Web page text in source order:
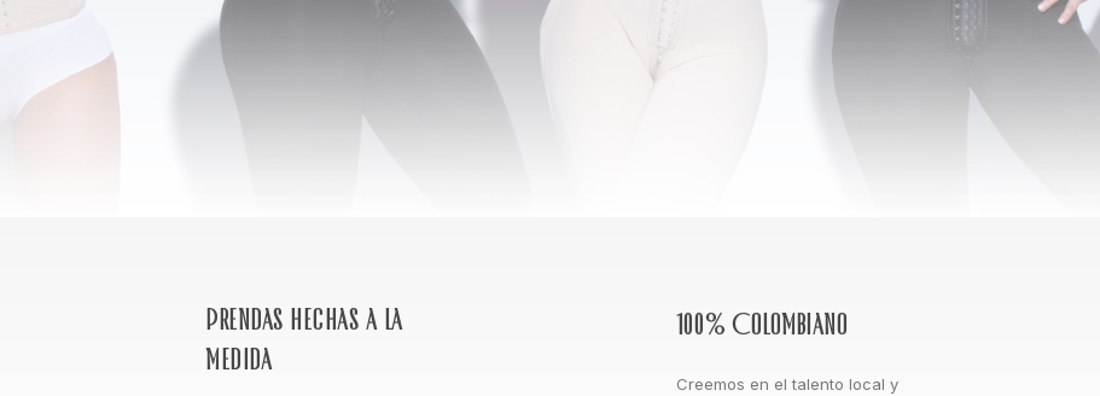
Prendas hechas a la
medida
100% Colombiano
Creemos en el talento local y